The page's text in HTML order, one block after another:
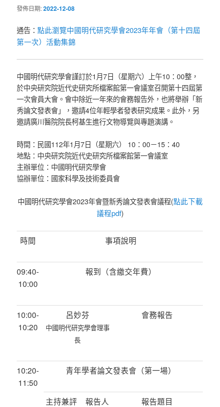
發佈日期:2022-12-08
通告：點此瀏覽中國明代研究學會2023年年會（第十四屆
第一次）活動集錦
中國明代研究學會謹訂於1月7日（星期六）上午10：00整，
於中央研究院近代史研究所檔案館第一會議室召開第十四屆第
一次會員大會。會中除近一年來的會務報告外，也將舉辦「新
秀論文發表會」，邀請4位年輕學者發表研究成果。此外，另
邀請廣川醫院院長柯基生進行文物導覽與專題演講。
時間：民國112年1月7日（星期六） 10：00－15：40
地點：中央研究院近代史研究所檔案館第一會議室
主辦單位：中國明代研究學會
協辦單位：國家科學及技術委員會
中國明代研究學會2023年會暨新秀論文發表會議程(點此下載
議程pdf)
時間 事項說明
09:40-
10:00
報到（含繳交年費）
10:00-
10:20
呂妙芬
中國明代研究學會理事
長
會務報告
10:20-
11:50
青年學者論文發表會（第一場）
主持兼評
報告人 報告題目